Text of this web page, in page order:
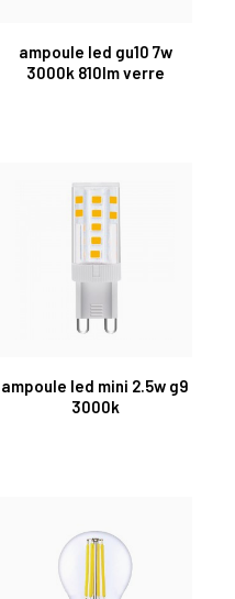
ampoule led gu10 7w
3000k 810lm verre
ampoule led mini 2.5w g9
3000k